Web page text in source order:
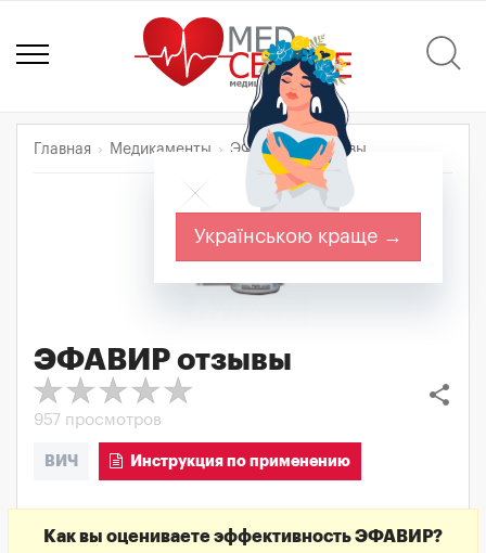
Главная Медикаменты ЭФАВИР Отзывы
ЭФАВИР отзывы
share
957 просмотров
ВИЧ Инструкция по применению
Как вы оцениваете эффективность ЭФАВИР?
Українською краще →